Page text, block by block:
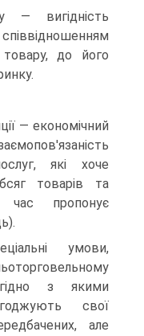
— вигідність
товару, до його
— економічний
які хоче
товарів та
пропонує
умови,
з якими
свої
але